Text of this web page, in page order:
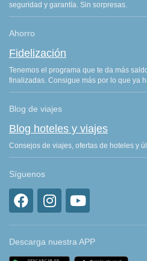
seguridad y garantía. Sin sorpresas.
Ahorro
Fidelización
Tenemos el programa que te da más
finalizadas. Consigue más por lo que ya
Blog de viajes
Blog hoteles y viajes
Consejos de viajes, ofertas de hoteles y
Síguenos
Descarga nuestra APP